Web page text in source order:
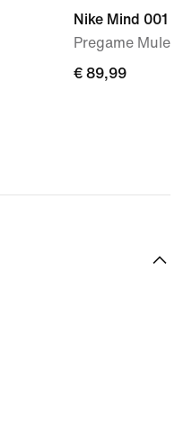
Nike Mind 001
Pregame Mule
€ 89,99
€ 89,99